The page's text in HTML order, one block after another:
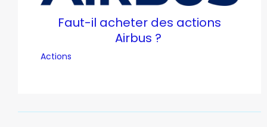
Faut-il acheter des actions
Airbus ?
Actions